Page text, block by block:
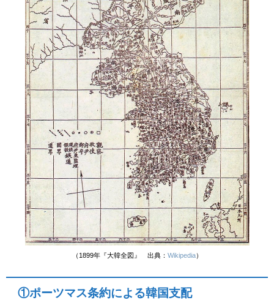
（1899年『大韓全図』 出典： Wikipedia）
①ポーツマス条約による韓国支配